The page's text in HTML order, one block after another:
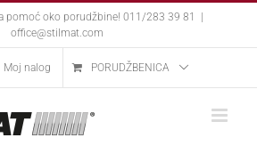
pomoć oko porudžbine! 011/283 39 81
office@stilmat.com
Moj nalog PORUDŽBENICA